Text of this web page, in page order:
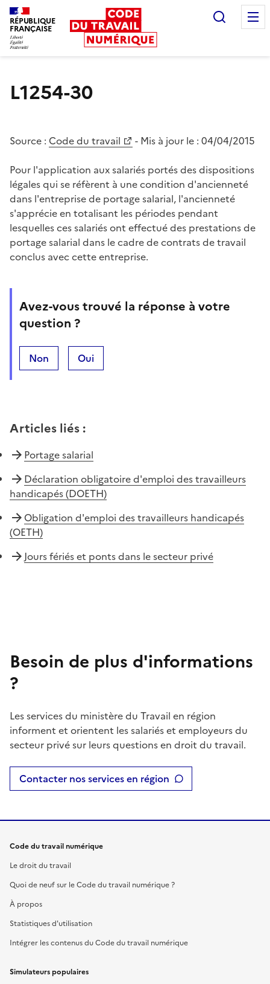
RÉPUBLIQUE
FRANÇAISE
L1254-30
Source : Code du travail - Mis à jour le : 04/04/2015
Pour l'application aux salariés portés des dispositions
légales qui se réfèrent à une condition d'ancienneté
dans l'entreprise de portage salarial, l'ancienneté
s'apprécie en totalisant les périodes pendant
lesquelles ces salariés ont effectué des prestations de
portage salarial dans le cadre de contrats de travail
conclus avec cette entreprise.
Avez-vous trouvé la réponse à votre
question ?
Non Oui
Articles liés :
Portage salarial
Déclaration obligatoire d'emploi des travailleurs
handicapés (DOETH)
Obligation d'emploi des travailleurs handicapés
(OETH)
Jours fériés et ponts dans le secteur privé
Besoin de plus d'informations
?
Les services du ministère du Travail en région
informent et orientent les salariés et employeurs du
secteur privé sur leurs questions en droit du travail.
Contacter nos services en région
Code du travail numérique
Le droit du travail
Quoi de neuf sur le Code du travail numérique ?
À propos
Statistiques d'utilisation
Intégrer les contenus du Code du travail numérique
Simulateurs populaires